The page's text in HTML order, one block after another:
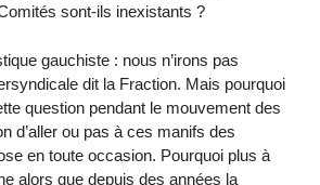
sont-ils inexistants ?
gauchiste : nous n’irons pas
dit la Fraction. Mais pourquoi
question pendant le mouvement des
d’aller ou pas à ces manifs des
en toute occasion. Pourquoi plus à
alors que depuis des années la